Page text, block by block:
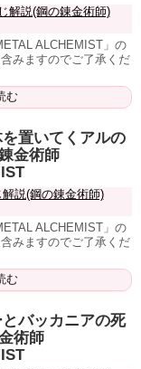
解説(鋼の錬金術師)
ALCHEMIST」の
みますのでご了承くだ
む
置いてくアルの
金術師
説(鋼の錬金術師)
ALCHEMIST」の
みますのでご了承くだ
む
バッカニアの死
術師